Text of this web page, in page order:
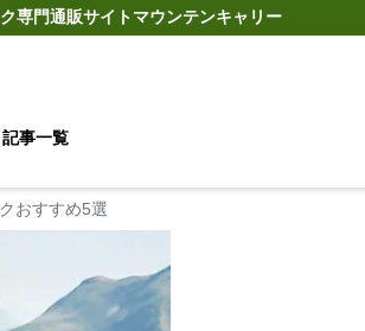
専門通販サイトマウンテンキャリー
記事一覧
おすすめ5選